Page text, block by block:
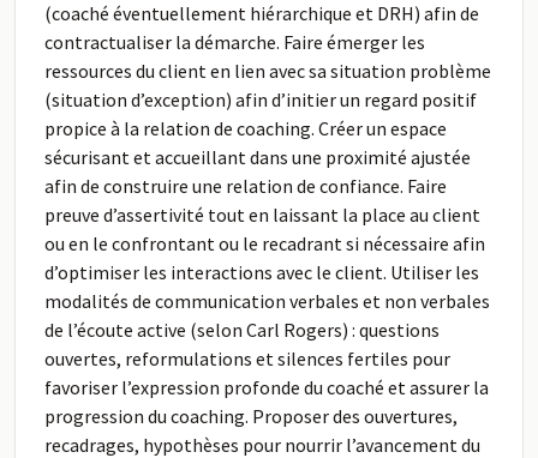
(coaché éventuellement hiérarchique et DRH) afin de
contractualiser la démarche. Faire émerger les
ressources du client en lien avec sa situation problème
(situation d’exception) afin d’initier un regard positif
propice à la relation de coaching. Créer un espace
sécurisant et accueillant dans une proximité ajustée
afin de construire une relation de confiance. Faire
preuve d’assertivité tout en laissant la place au client
ou en le confrontant ou le recadrant si nécessaire afin
d’optimiser les interactions avec le client. Utiliser les
modalités de communication verbales et non verbales
de l’écoute active (selon Carl Rogers) : questions
ouvertes, reformulations et silences fertiles pour
favoriser l’expression profonde du coaché et assurer la
progression du coaching. Proposer des ouvertures,
recadrages, hypothèses pour nourrir l’avancement du